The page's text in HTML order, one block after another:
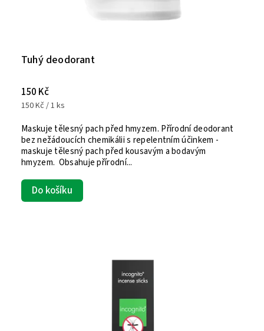
Tuhý deodorant
150 Kč
150 Kč / 1 ks
Do košíku
Maskuje tělesný pach před hmyzem. Přírodní deodorant
bez nežádoucích chemikálii s repelentním účinkem -
maskuje tělesný pach před kousavým a bodavým
hmyzem. Obsahuje přírodní...